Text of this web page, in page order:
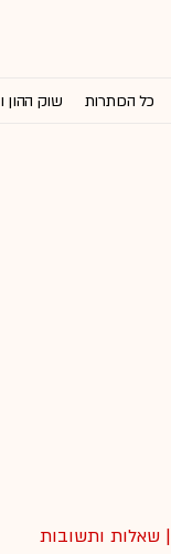
כל הכותרות שוק ההון
| שאלות ותשובות